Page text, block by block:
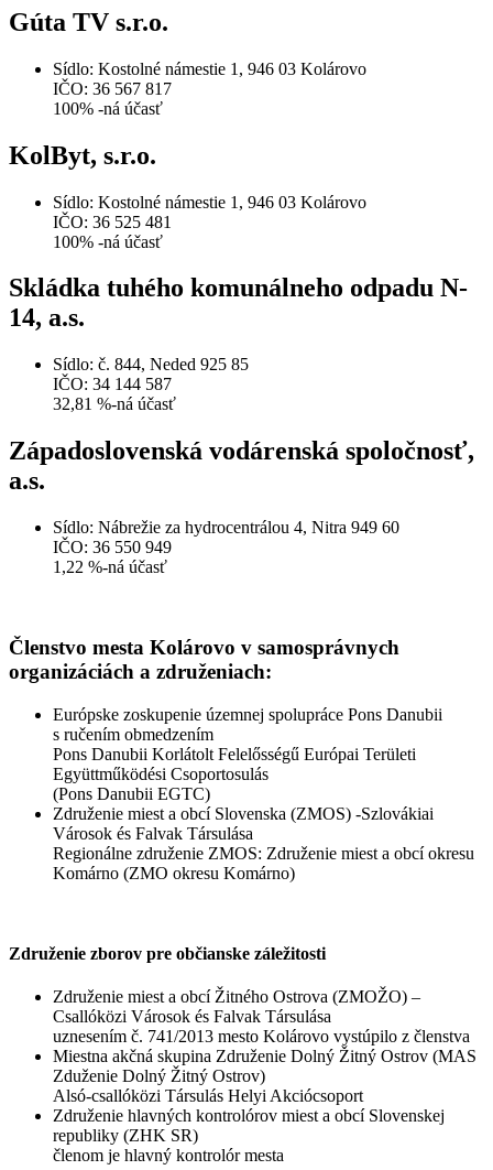
Gúta TV s.r.o.
Sídlo: Kostolné námestie 1, 946 03 Kolárovo
IČO: 36 567 817
100% -ná účasť
KolByt, s.r.o.
Sídlo: Kostolné námestie 1, 946 03 Kolárovo
IČO: 36 525 481
100% -ná účasť
Skládka tuhého komunálneho odpadu N-
14, a.s.
Sídlo: č. 844, Neded 925 85
IČO: 34 144 587
32,81 %-ná účasť
Západoslovenská vodárenská spoločnosť,
a.s.
Sídlo: Nábrežie za hydrocentrálou 4, Nitra 949 60
IČO: 36 550 949
1,22 %-ná účasť
Členstvo mesta Kolárovo v samosprávnych
organizáciách a združeniach:
Európske zoskupenie územnej spolupráce Pons Danubii
s ručením obmedzením
Pons Danubii Korlátolt Felelősségű Európai Területi
Együttműködési Csoportosulás
(Pons Danubii EGTC)
Združenie miest a obcí Slovenska (ZMOS) -Szlovákiai
Városok és Falvak Társulása
Regionálne združenie ZMOS: Združenie miest a obcí okresu
Komárno (ZMO okresu Komárno)
Združenie zborov pre občianske záležitosti
Združenie miest a obcí Žitného Ostrova (ZMOŽO) –
Csallóközi Városok és Falvak Társulása
uznesením č. 741/2013 mesto Kolárovo vystúpilo z členstva
Miestna akčná skupina Združenie Dolný Žitný Ostrov (MAS
Zduženie Dolný Žitný Ostrov)
Alsó-csallóközi Társulás Helyi Akciócsoport
Združenie hlavných kontrolórov miest a obcí Slovenskej
republiky (ZHK SR)
členom je hlavný kontrolór mesta